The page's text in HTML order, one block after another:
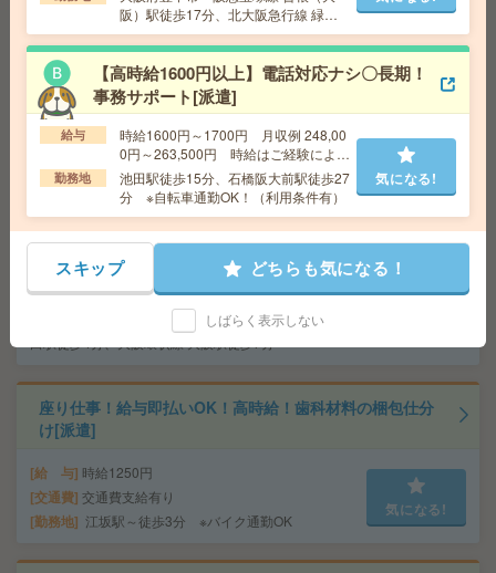
る採用サポ[派遣]
給 与
交通費 支給あり
勤務地
元町駅徒歩6分、県庁前駅徒歩3分 ※近くに飲
食店やスーパーがある便利なエリア
【高時給1730円】未経験OK＊残業なし！データ入力やチ
ャット返信対応など[派遣]
時給1730円＋交 ■給与の前払いが可能な速
払いサービスあり
交通費 交通費支給あり
大阪府大阪市北区 大阪メトロ四つ橋線 西梅
座り仕事！給与即払いOK！高時給！歯科材料の梱包仕分
け[派遣]
給 与 時給1250円
交通費 交通費支給有り
勤務地 江坂駅～徒歩3分 ※バイク通勤OK
気になる!
阪）駅徒歩17分、北大阪急行線 緑地
公園駅徒歩9分
【高時給1600円以上】電話対応ナシ〇長期！
事務サポート[派遣]
給与
時給1600円～1700円 月収例 248,00
0円～263,500円 時給はご経験により
ます
勤務地
池田駅徒歩15分、石橋阪大前駅徒歩27
分 ※自転車通勤OK！（利用条件有）
気になる!
スキップ どちらも気になる！
しばらく表示しない